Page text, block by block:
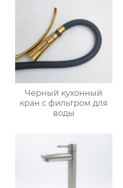
Черный кухонный
кран с фильтром для
воды